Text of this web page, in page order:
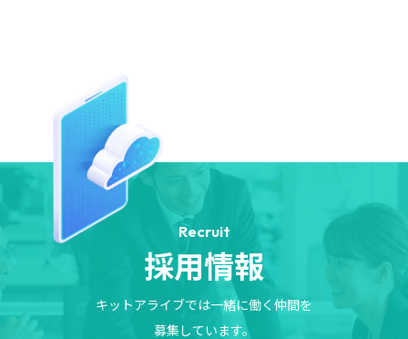
Recruit
採用情報
キットアライブでは一緒に働く仲間を
募集しています。